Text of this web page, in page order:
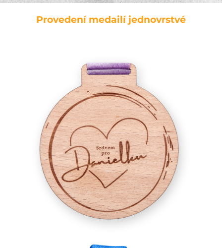
Provedení medailí jednovrstvé